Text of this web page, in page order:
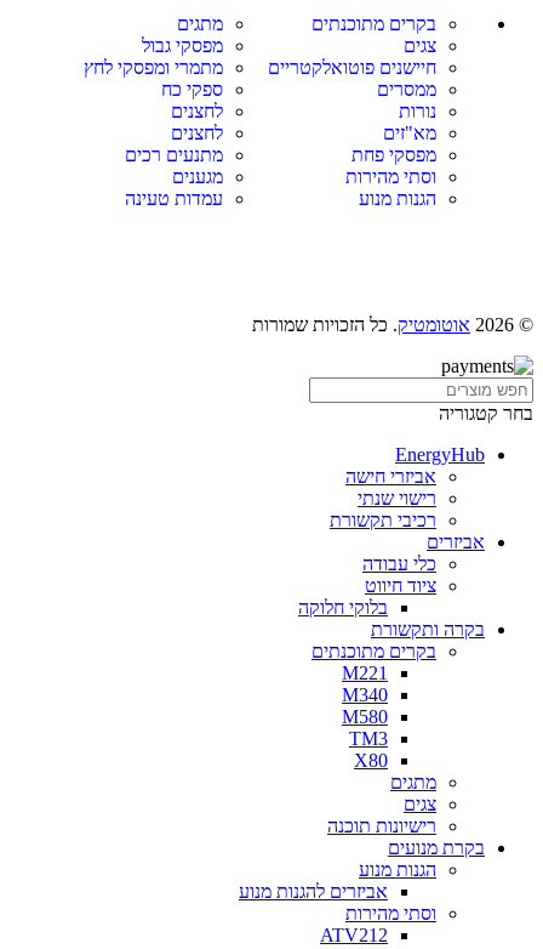
בקרים מתוכנתים
מתגים
צגים
מפסקי גבול
חיישנים פוטואלקטריים
מתמרי ומפסקי לחץ
ממסרים
ספקי כח
נורות
לחצנים
מא"זים
לחצנים
מפסקי פחת
מתנעים רכים
וסתי מהירות
מגענים
הגנות מנוע
עמדות טעינה
© 2026 אוטומטיק. כל הזכויות שמורות
בחר קטגוריה
EnergyHub
אביזרי חישה
רישוי שנתי
רכיבי תקשורת
אביזרים
כלי עבודה
ציוד חיווט
בלוקי חלוקה
בקרה ותקשורת
בקרים מתוכנתים
M221
M340
M580
TM3
X80
מתגים
צגים
רישיונות תוכנה
בקרת מנועים
הגנות מנוע
אביזרים להגנות מנוע
וסתי מהירות
ATV212